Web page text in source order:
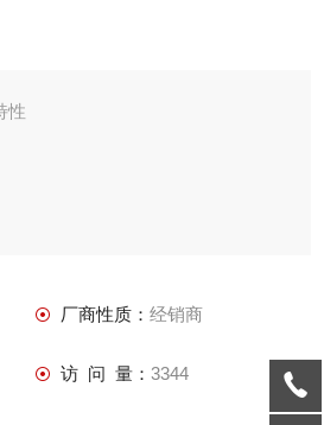
性
厂商性质： 经销商
访 问 量： 3344